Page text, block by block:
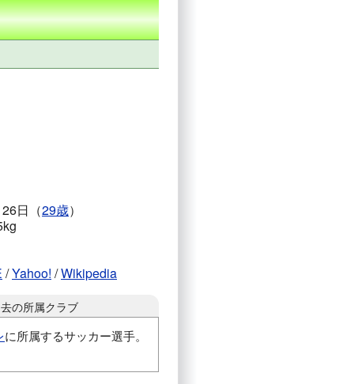
日（29歳）
/Yahoo! /Wikipedia
に所属するサッカー選手。
の所属クラブ